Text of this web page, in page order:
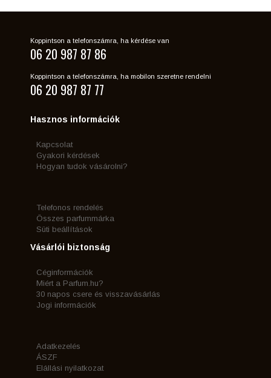
Koppintson a telefonszámra, ha kérdése van
06 20 987 87 86
Koppintson a telefonszámra, ha mobilon szeretne rendelni
06 20 987 87 77
Hasznos információk
Kapcsolat
Gyakori kérdések
Hogyan tudok vásárolni?
Telefonos rendelés
Összes parfummárka
Süti beállítások
Vásárlói biztonság
Céginformációk
Miért a Parfum.hu?
30 napos csere és visszavásárlás
Jogi információk
Adatkezelés
ÁSZF
Elállási nyilatkozat